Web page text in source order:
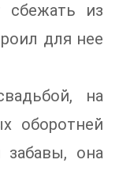
сбежать из
для нее
на
оборотней
забавы, она